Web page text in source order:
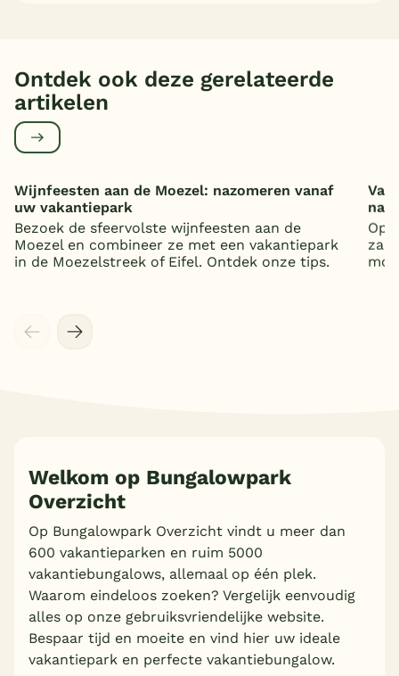
Ontdek ook deze gerelateerde
artikelen
Wijnfeesten aan de Moezel: nazomeren vanaf
uw vakantiepark
Bezoek de sfeervolste wijnfeesten aan de
Moezel en combineer ze met een vakantiepark
in de Moezelstreek of Eifel. Ontdek onze tips.
Op
Welkom op Bungalowpark
Overzicht
Op Bungalowpark Overzicht vindt u meer dan
600 vakantieparken en ruim 5000
vakantiebungalows, allemaal op één plek.
Waarom eindeloos zoeken? Vergelijk eenvoudig
alles op onze gebruiksvriendelijke website.
Bespaar tijd en moeite en vind hier uw ideale
vakantiepark en perfecte vakantiebungalow.